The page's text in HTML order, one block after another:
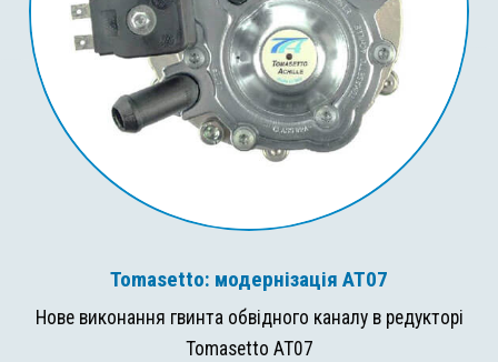
Tomasetto: модернізація AT07
Нове виконання гвинта обвідного каналу в редукторі
Tomasetto AT07